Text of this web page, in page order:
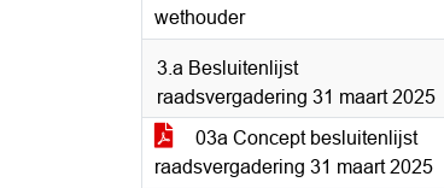
wethouder
3.a Besluitenlijst
raadsvergadering 31 maart 2025
03a Concept besluitenlijst
raadsvergadering 31 maart 2025